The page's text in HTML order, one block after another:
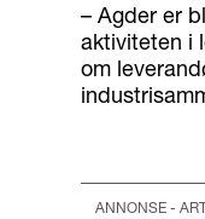
– Agder er
aktiviteten i
om
ANNONSE -